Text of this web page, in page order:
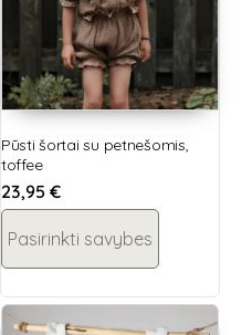
Pūsti šortai su petnešomis,
toffee
23,95 €
Pasirinkti savybes